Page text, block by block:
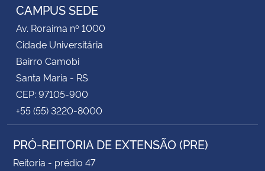
CAMPUS SEDE
Av. Roraima nº 1000
Cidade Universitária
Bairro Camobi
Santa Maria - RS
CEP: 97105-900
+55 (55) 3220-8000
PRÓ-REITORIA DE EXTENSÃO (PRE)
Reitoria - prédio 47